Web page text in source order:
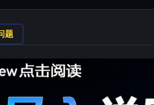
题